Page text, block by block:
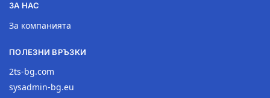
ЗА НАС
За компанията
ПОЛЕЗНИ ВРЪЗКИ
2ts-bg.com
sysadmin-bg.eu